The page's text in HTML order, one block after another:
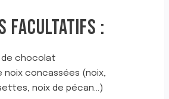
FACULTATIFS :
de chocolat
noix concassées (noix,
noix de pécan…)